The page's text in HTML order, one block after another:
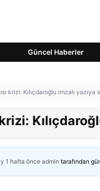
Güncel Haberler
krizi: Kılıçdaroğlu imzalı yazıya
1 hafta önce admin tarafından